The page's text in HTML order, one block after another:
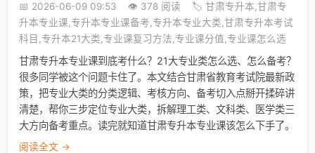
📅 2026-06-09 09:53 👁️ 378 阅读
🏷️ 甘肃专升本,甘肃专
升本专业课,专升本专业课备考,专升本专业大类,甘肃专升本考试
科目,专升本21大类,专业课复习方法,专业课分值,专业课怎么选
甘肃专升本专业课到底考什么？21大专业类怎么选、怎么备考？
很多同学被这个问题卡住了。本文结合甘肃省教育考试院最新政
策，把专业大类的分类逻辑、考核方向、备考切入点掰开揉碎讲
清楚，帮你三步定位专业大类，拆解理工类、文科类、医学类三
大方向备考重点。读完就知道甘肃专升本专业课该怎么下手了。
阅读全文 →